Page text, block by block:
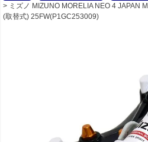
ミズノ MIZUNO MORELIA NEO 4 JAPAN
(取替式) 25FW(P1GC253009)